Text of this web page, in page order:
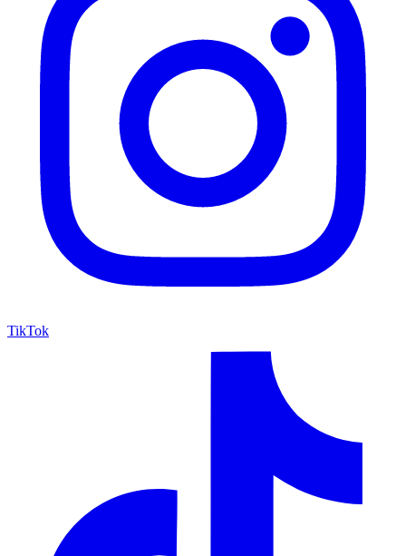
TikTok